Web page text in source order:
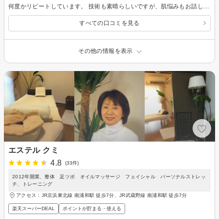
すべての口コミを見る
その他の情報を表示
エステル クミ
4.8
(33件)
2012年開業、整体 足ツボ オイルマッサージ フェイシャル パーソナルストレッ
チ、トレーニング
アクセス：JR京浜東北線 南浦和駅 徒歩7分、JR武蔵野線 南浦和駅 徒歩7分
楽天スーパーDEAL ポイントが貯まる・使える